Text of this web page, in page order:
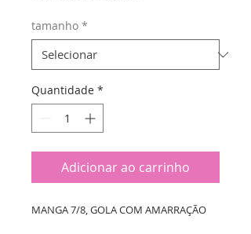
tamanho *
Quantidade *
Adicionar ao carrinho
MANGA 7/8, GOLA COM AMARRAÇÃO